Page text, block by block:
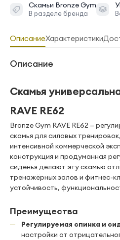
Скамьи Bronze Gym
В разделе бренда
ОписаниеХарактеристики
Описание
Скамья
RAVE RE62
Bronze Gym RAVE RE62 —
скамья для силовых
интенсивной коммерческой
конструкция и продуманная
сиденья делают эту скамью
тренажёрных залов и фитнес-
устойчивость,
Преимущества
Регулируемая спинка и
настройки от